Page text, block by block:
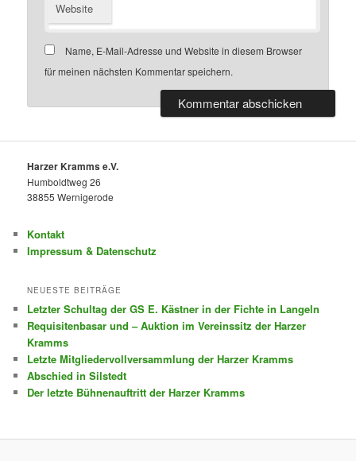
Website
Name, E-Mail-Adresse und Website in diesem Browser
für meinen nächsten Kommentar speichern.
Harzer Kramms e.V.
Humboldtweg 26
38855 Wernigerode
Kontakt
Impressum & Datenschutz
NEUESTE BEITRÄGE
Letzter Schultag der GS E. Kästner in der Fichte in Langeln
Requisitenbasar und – Auktion im Vereinssitz der Harzer
Kramms
Letzte Mitgliedervollversammlung der Harzer Kramms
Abschied in Silstedt
Der letzte Bühnenauftritt der Harzer Kramms